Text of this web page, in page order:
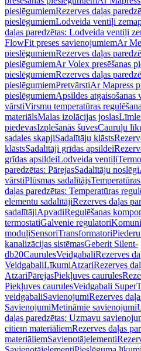
pieslēgumiemRezerves daļas
pieslēgumiemLodveida ventiļi
daļas paredzētas: Lodveida ventiļi
FlowFit preses savienojumiemAr
pieslēgumiemRezerves daļas
pieslēgumiemAr Volex presēšanas
pieslēgumiemRezerves daļas
pieslēgumiemPretvārstiAr Mapress
pieslēgumiemApsildes atgaisošanas
vārstiVirsmu temperatūras regulēšana
materiālsMalas izolācijas joslas
piedevasIzplešanās šuvesCauruļu
sadales skapjiSadalītāju klāsts
klāstsSadalītāji grīdas apsildei
grīdas apsildeiLodveida ventiļi
paredzētas: PārejasSadalītāju noslēgi
vārstiPlūsmas sadalītājs
daļas paredzētas: Temperatūras
elementu sadalītājiRezerves daļas
sadalītājiApvadiRegulēšanas
termostatiGalvenie regulatori
moduļiSensoriTransformatori
kanalizācijas sistēmasGeberit Silent-
db20CaurulesVeidgabaliRezerves
VeidgabaliLīkumiAtzariRezerves
AtzariPārejasPiekļuves caurules
Piekļuves caurulesVeidgabali
veidgabaliSavienojumiRezerves
SavienojumiMetināmie savienojumi
daļas paredzētas: Uzmavu
citiem materiāliemRezerves daļas
materiāliemSavienotājelementi